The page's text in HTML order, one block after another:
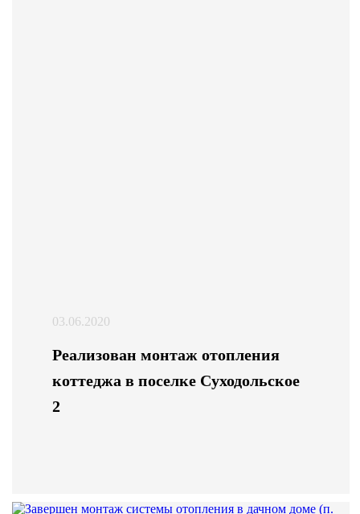
03.06.2020
Реализован монтаж отопления
коттеджа в поселке Суходольское
2